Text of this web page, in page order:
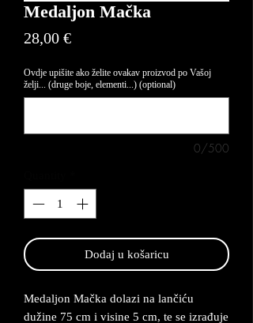
Medaljon Mačka
28,00 €Price
Ovdje upišite ako želite ovakav proizvod po Vašoj
želji... (druge boje, elementi...) (optional)
0/500
Dodaj u košaricu
Medaljon Mačka dolazi na lančiću
dužine 75 cm i visine 5 cm, te se izrađuje